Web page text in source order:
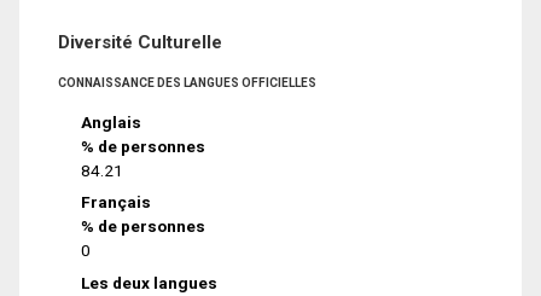
Diversité Culturelle
CONNAISSANCE DES LANGUES OFFICIELLES
Anglais
% de personnes
84.21
Français
% de personnes
0
Les deux langues